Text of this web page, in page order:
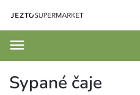
Sypané čaje